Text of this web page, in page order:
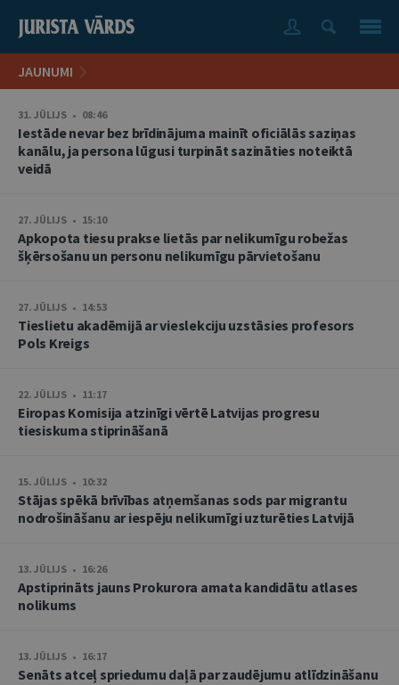
JAUNUMI
31. JŪLIJS • 08:46
Iestāde nevar bez brīdinājuma mainīt oficiālās saziņas
kanālu, ja persona lūgusi turpināt sazināties noteiktā
veidā
27. JŪLIJS • 15:10
Apkopota tiesu prakse lietās par nelikumīgu robežas
šķērsošanu un personu nelikumīgu pārvietošanu
27. JŪLIJS • 14:53
Tieslietu akadēmijā ar vieslekciju uzstāsies profesors
Pols Kreigs
22. JŪLIJS • 11:17
Eiropas Komisija atzinīgi vērtē Latvijas progresu
tiesiskuma stiprināšanā
15. JŪLIJS • 10:32
Stājas spēkā brīvības atņemšanas sods par migrantu
nodrošināšanu ar iespēju nelikumīgi uzturēties Latvijā
13. JŪLIJS • 16:26
Apstiprināts jauns Prokurora amata kandidātu atlases
nolikums
13. JŪLIJS • 16:17
Senāts atceļ spriedumu daļā par zaudējumu atlīdzināšanu